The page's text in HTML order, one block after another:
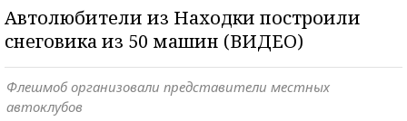
Автолюбители из Находки построили
снеговика из 50 машин (ВИДЕО)
Флешмоб организовали представители местных
автоклубов